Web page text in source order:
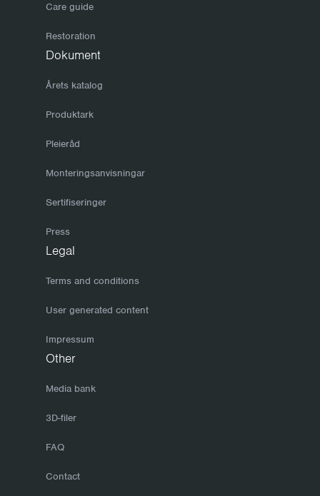
Care guide
Restoration
Dokument
Årets katalog
Produktark
Pleieråd
Monteringsanvisningar
Sertifiseringer
Press
Legal
Terms and conditions
User generated content
Impressum
Other
Media bank
3D-filer
FAQ
Contact